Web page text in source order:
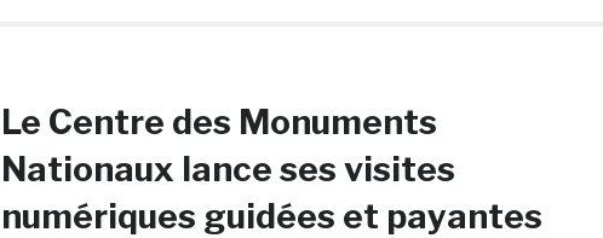
Le Centre des Monuments
Nationaux lance ses visites
numériques guidées et payantes